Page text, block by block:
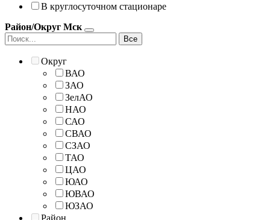
В круглосуточном стационаре
Район/Округ Мск
Все
Округ
ВАО
ЗАО
ЗелАО
НАО
САО
СВАО
СЗАО
ТАО
ЦАО
ЮАО
ЮВАО
ЮЗАО
Район